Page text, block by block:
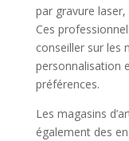
par gravure
Ces
conseiller sur les
personnalisation
préférences.
Les magasins
également des